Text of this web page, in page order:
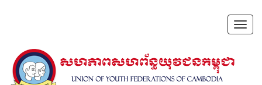
Toggle